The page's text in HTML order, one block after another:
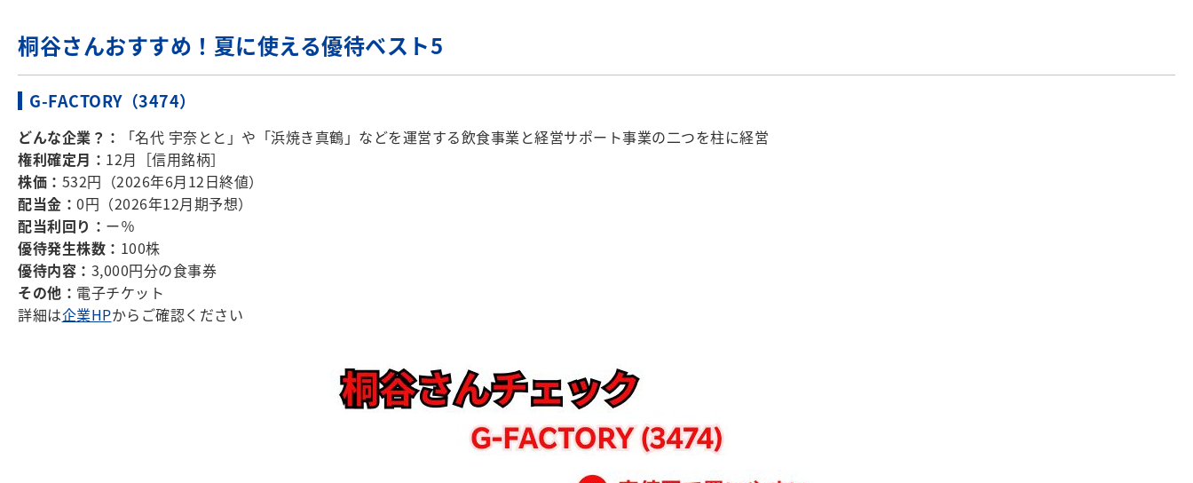
桐谷さんおすすめ！夏に使える優待ベスト5
G-FACTORY（3474）
どんな企業？：
「名代 宇奈とと」や「浜焼き真鶴」などを運営する飲食事業と経営サポート事業の二つを柱に経営
権利確定月： 12月［信用銘柄］
株価： 532円（2026年6月12日終値）
配当金： 0円（2026年12月期予想）
配当利回り： ー％
優待発生株数： 100株
優待内容： 3,000円分の食事券
その他： 電子チケット
詳細は企業HPからご確認ください